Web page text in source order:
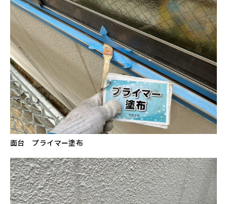
面台 プライマー塗布